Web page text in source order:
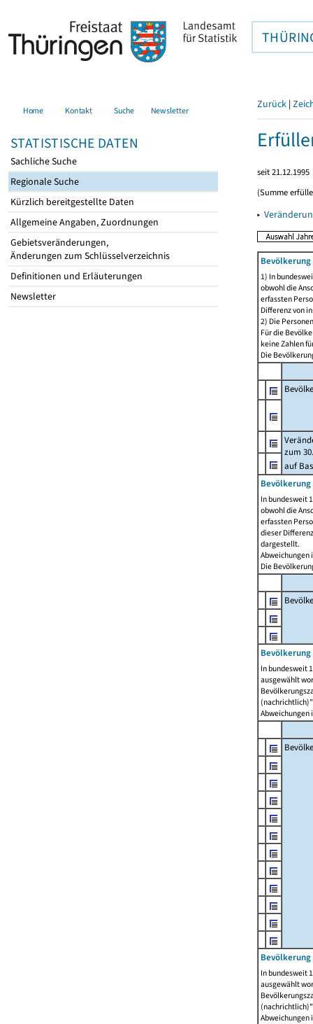
Home Kontakt Suche Newsletter
STATISTISCHE DATEN
Sachliche Suche
Regionale Suche
Kürzlich bereitgestellte Daten
Allgemeine Angaben, Zuordnungen
Gebietsveränderungen,
Änderungen zum Schlüsselverzeichnis
Definitionen und Erläuterungen
Newsletter
Zurück |
seit 21.12.1995
(Summe
▸
1) In
obwohl die
erfassten
Differenz von
2) Die
Für die
keine Zahlen
Die
zum
auf
Bevölkerung
In bundesweit
obwohl die
erfassten
dieser
dargestellt.
Abweichungen
Die
In bundesweit
ausgewählt
Abweichungen
In bundesweit
ausgewählt
Abweichungen